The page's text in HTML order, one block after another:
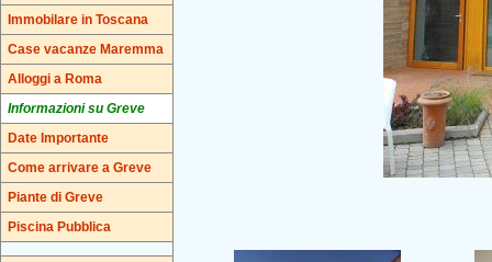
Immobilare in Toscana
Case vacanze Maremma
Alloggi a Roma
Informazioni su Greve
Date Importante
Come arrivare a Greve
Piante di Greve
Piscina Pubblica